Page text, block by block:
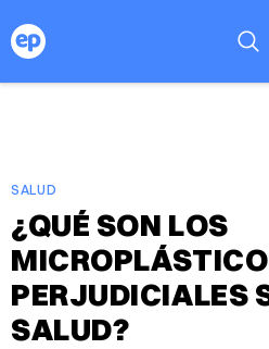
SALUD
¿QUÉ SON LOS
PERJUDICIALES
SALUD?